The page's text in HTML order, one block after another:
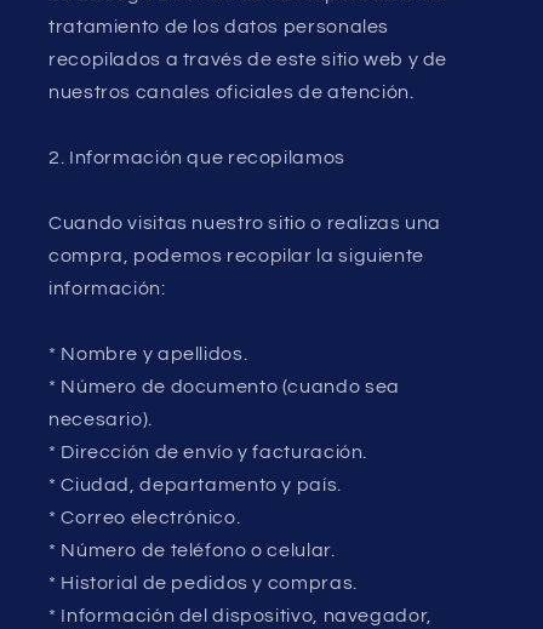
tratamiento de los datos personales
recopilados a través de este sitio web y de
nuestros canales oficiales de atención.
2. Información que recopilamos
Cuando visitas nuestro sitio o realizas una
compra, podemos recopilar la siguiente
información:
* Nombre y apellidos.
* Número de documento (cuando sea
necesario).
* Dirección de envío y facturación.
* Ciudad, departamento y país.
* Correo electrónico.
* Número de teléfono o celular.
* Historial de pedidos y compras.
* Información del dispositivo, navegador,